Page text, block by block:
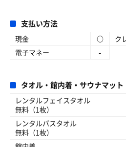
支払い方法
現金 ○ ク
電子マネー
-
タオル・館内着・サウナマット
レンタルフェイスタオル
無料（1枚）
レンタルバスタオル
無料（1枚）